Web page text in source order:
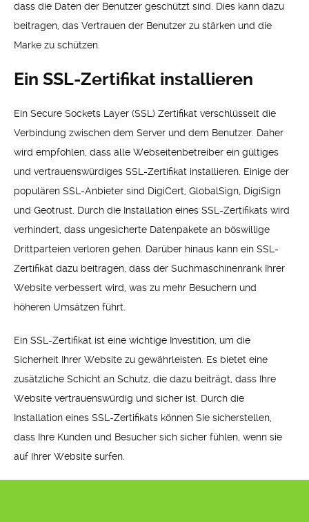
dass die Daten der Benutzer geschützt sind. Dies kann dazu
beitragen, das Vertrauen der Benutzer zu stärken und die
Marke zu schützen.
Ein SSL-Zertifikat installieren
Ein Secure Sockets Layer (SSL) Zertifikat verschlüsselt die
Verbindung zwischen dem Server und dem Benutzer. Daher
wird empfohlen, dass alle Webseitenbetreiber ein gültiges
und vertrauenswürdiges SSL-Zertifikat installieren. Einige der
populären SSL-Anbieter sind DigiCert, GlobalSign, DigiSign
und Geotrust. Durch die Installation eines SSL-Zertifikats wird
verhindert, dass ungesicherte Datenpakete an böswillige
Drittparteien verloren gehen. Darüber hinaus kann ein SSL-
Zertifikat dazu beitragen, dass der Suchmaschinenrank Ihrer
Website verbessert wird, was zu mehr Besuchern und
höheren Umsätzen führt.
Ein SSL-Zertifikat ist eine wichtige Investition, um die
Sicherheit Ihrer Website zu gewährleisten. Es bietet eine
zusätzliche Schicht an Schutz, die dazu beiträgt, dass Ihre
Website vertrauenswürdig und sicher ist. Durch die
Installation eines SSL-Zertifikats können Sie sicherstellen,
dass Ihre Kunden und Besucher sich sicher fühlen, wenn sie
auf Ihrer Website surfen.